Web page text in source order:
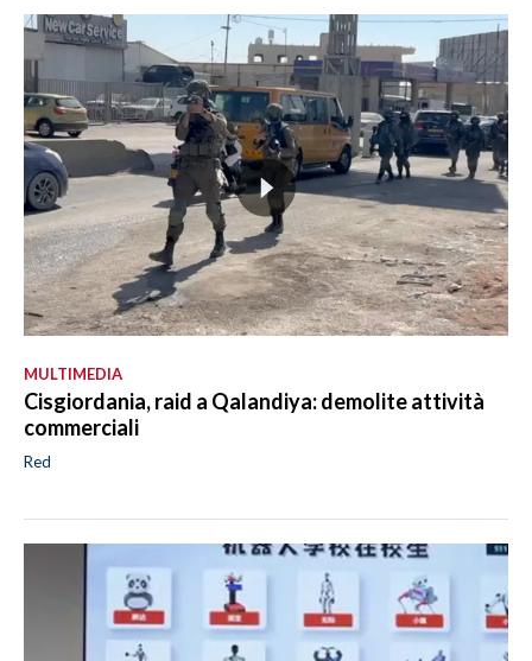
MULTIMEDIA
Cisgiordania, raid a Qalandiya: demolite attività
commerciali
Red